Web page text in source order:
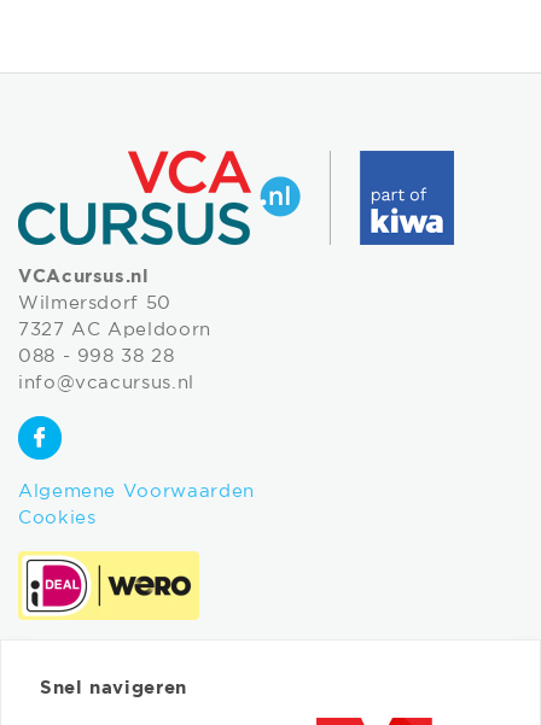
VCAcursus.nl
Wilmersdorf 50
7327 AC Apeldoorn
088 - 998 38 28
info@vcacursus.nl
Algemene Voorwaarden
Cookies
Snel navigeren